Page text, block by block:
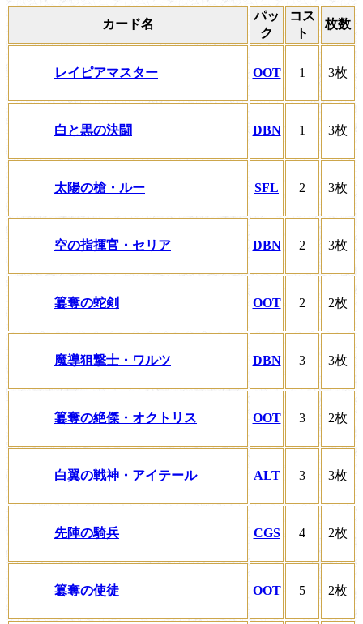
カード名
パッ
ク
コス
ト
枚数
レイピアマスター OOT 1 3枚
白と黒の決闘 DBN 1 3枚
太陽の槍・ルー SFL 2 3枚
空の指揮官・セリア DBN 2 3枚
簒奪の蛇剣 OOT 2 2枚
魔導狙撃士・ワルツ DBN 3 3枚
簒奪の絶傑・オクトリス OOT 3 2枚
白翼の戦神・アイテール ALT 3 3枚
先陣の騎兵 CGS 4 2枚
簒奪の使徒 OOT 5 2枚